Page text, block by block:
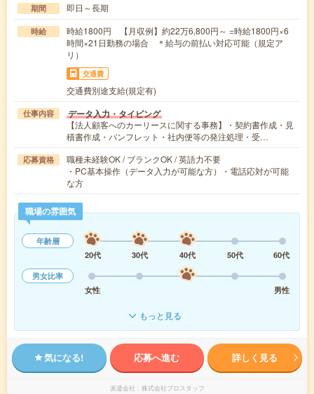
期間 即日～長期
時給
時給1800円 【月収例】約22万6,800円～ =時給1800円×6
時間×21日勤務の場合 ＊給与の前払い対応可能（規定ア
リ）
交通費
交通費別途支給(規定有)
仕事内容 データ入力・タイピング
【法人顧客へのカーリースに関する事務】・契約書作成・見
積書作成・パンフレット・社内便等の発注処理・受…
応募資格
職種未経験OK / ブランクOK / 英語力不要
・PC基本操作（データ入力が可能な方）・電話応対が可能
な方
職場の雰囲気
年齢層
20代
30代 40代 50代
60代
男女比率
女性
男性
もっと見る
気になる! 応募へ進む 詳しく見る
派遣会社 株式会社プロスタッフ